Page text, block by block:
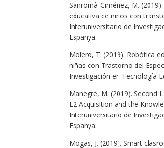
Sanromà-Giménez, M.
educativa de niños con
Interuniversitario de
Espanya.
Molero, T. (2019). Robótica
niñas con Trastorno del
Investigación en Tecnología
Manegre, M. (2019). Second
L2 Acquisition and the
Interuniversitario de
Espanya.
Mogas, J. (2019). Smart